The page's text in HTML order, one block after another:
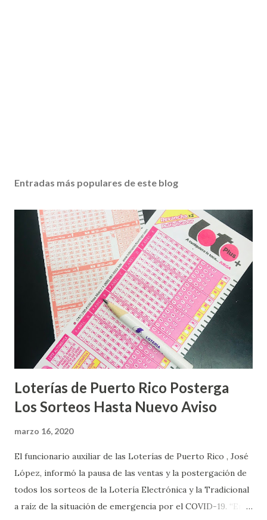
Entradas más populares de este blog
Loterías de Puerto Rico Posterga
Los Sorteos Hasta Nuevo Aviso
marzo 16, 2020
El funcionario auxiliar de las Loterías de Puerto Rico , José
López, informó la pausa de las ventas y la postergación de
todos los sorteos de la Lotería Electrónica y la Tradicional
a raíz de la situación de emergencia por el COVID-19. “En